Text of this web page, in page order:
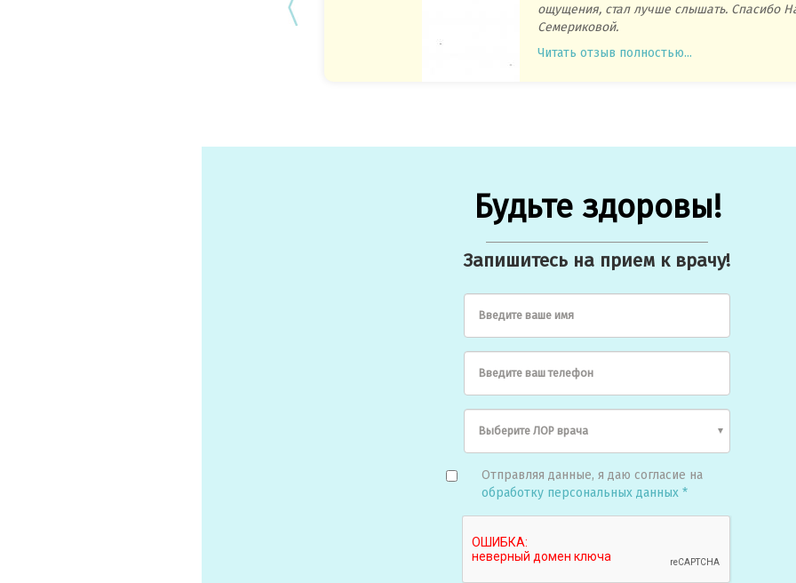
ощущения, стал лучше слышать. Спасибо
Семериковой.
Читать отзыв полностью...
Будьте здоровы!
Запишитесь на прием к врачу!
Введите ваше имя
Введите ваш телефон
Отправляя данные, я даю согласие на
обработку персональных данных *